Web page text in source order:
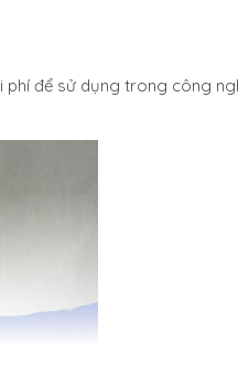
phí để sử dụng trong công